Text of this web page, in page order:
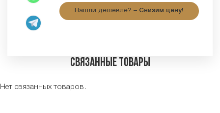
Нашли дешевле? – Снизим цену!
Связанные товары
Нет связанных товаров.